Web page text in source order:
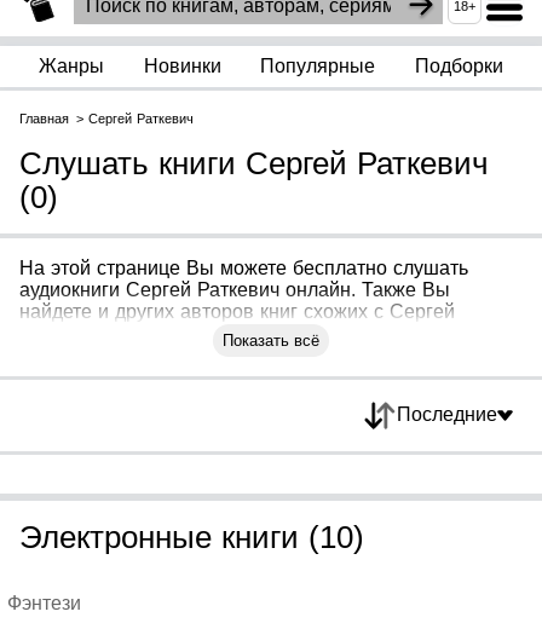
18+
Жанры Новинки Популярные Подборки
Главная Сергей Раткевич
Слушать книги Сергей Раткевич
(0)
На этой странице Вы можете бесплатно слушать
аудиокниги Сергей Раткевич онлайн. Также Вы
найдете и других авторов книг схожих с Сергей
Показать всё
Последние
Электронные книги (10)
Фэнтези